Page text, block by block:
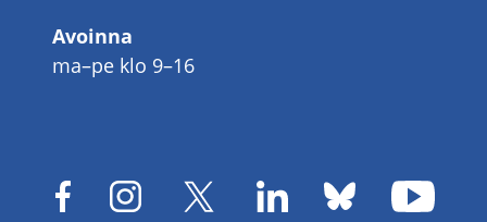
Avoinna
ma–pe klo 9–16